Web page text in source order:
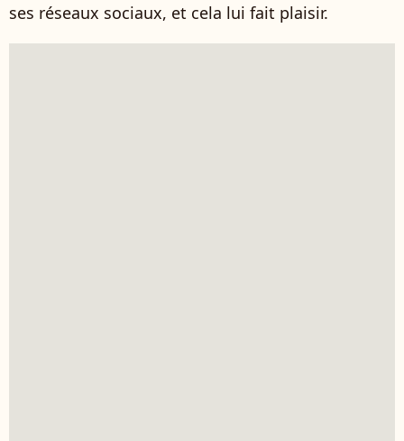
ses réseaux sociaux, et cela lui fait plaisir.